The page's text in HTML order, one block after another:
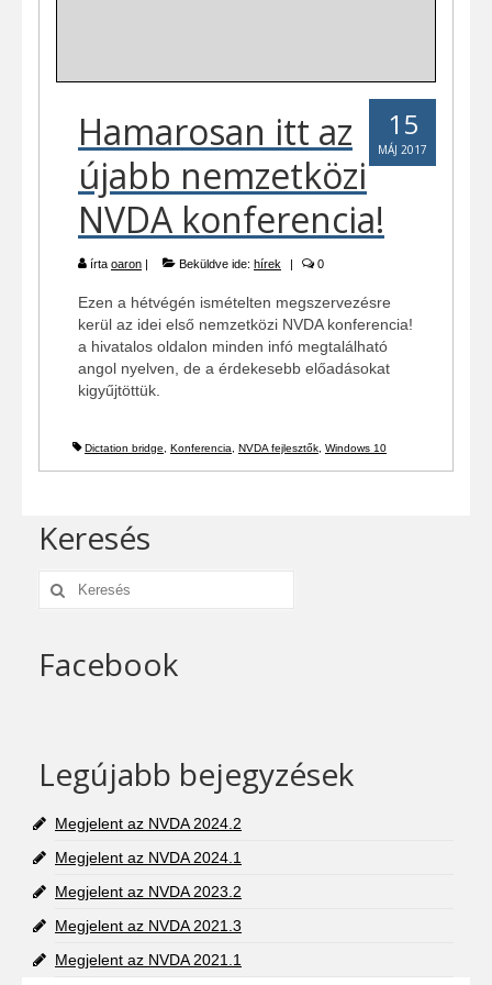
15
MÁJ 2017
Hamarosan itt az
újabb nemzetközi
NVDA konferencia!
írta oaron Beküldve ide: hírek 0
Ezen a hétvégén ismételten megszervezésre
kerül az idei első nemzetközi NVDA konferencia!
a hivatalos oldalon minden infó megtalálható
angol nyelven, de a érdekesebb előadásokat
kigyűjtöttük.
Dictation bridge, Konferencia, NVDA fejlesztők, Windows 10
Keresés
Keresés:
Facebook
Legújabb bejegyzések
Megjelent az NVDA 2024.2
Megjelent az NVDA 2024.1
Megjelent az NVDA 2023.2
Megjelent az NVDA 2021.3
Megjelent az NVDA 2021.1